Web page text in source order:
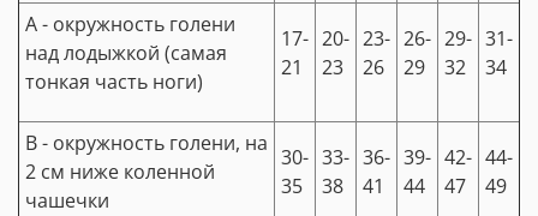
А - окружность голени
над лодыжкой (самая
тонкая часть ноги)
17-
21
20-
23
23-
26
26-
29
29-
32
31-
34
В - окружность голени, на
2 см ниже коленной
чашечки
30-
35
33-
38
36-
41
39-
44
42-
47
44-
49